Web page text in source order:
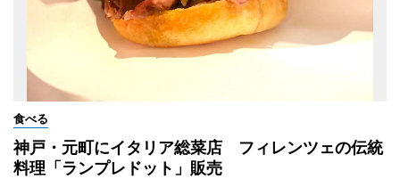
食べる
神戸・元町にイタリア総菜店 フィレンツェの伝統
料理「ランプレドット」販売